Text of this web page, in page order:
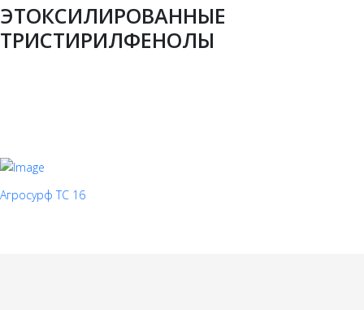
ЭТОКСИЛИРОВАННЫЕ
ТРИСТИРИЛФЕНОЛЫ
Агросурф ТС 16